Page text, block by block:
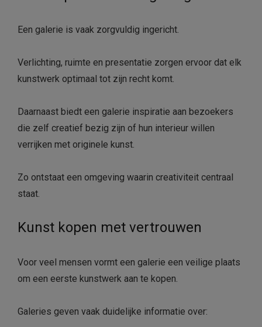
Een galerie is vaak zorgvuldig ingericht.
Verlichting, ruimte en presentatie zorgen ervoor dat elk
kunstwerk optimaal tot zijn recht komt.
Daarnaast biedt een galerie inspiratie aan bezoekers
die zelf creatief bezig zijn of hun interieur willen
verrijken met originele kunst.
Zo ontstaat een omgeving waarin creativiteit centraal
staat.
Kunst kopen met vertrouwen
Voor veel mensen vormt een galerie een veilige plaats
om een eerste kunstwerk aan te kopen.
Galeries geven vaak duidelijke informatie over: